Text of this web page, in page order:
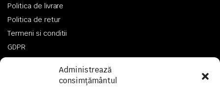
Administrează
consimțământul
Politica de livrare
Politica de retur
Termeni si conditii
GDPR